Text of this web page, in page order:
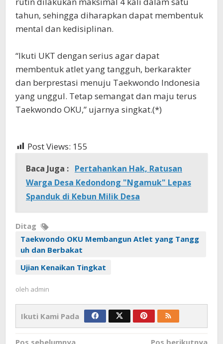
tahun, sehingga diharapkan dapat membentuk
mental dan kedisiplinan.
“Ikuti UKT dengan serius agar dapat
membentuk atlet yang tangguh, berkarakter
dan berprestasi menuju Taekwondo Indonesia
yang unggul. Tetap semangat dan maju terus
Taekwondo OKU,” ujarnya singkat.(*)
Post Views: 155
Baca Juga : Pertahankan Hak, Ratusan
Warga Desa Kedondong "Ngamuk" Lepas
Spanduk di Kebun Milik Desa
Ditag
Taekwondo OKU Membangun Atlet yang Tangg
uh dan Berbakat
Ujian Kenaikan Tingkat
oleh admin
Ikuti Kami Pada
Pos sebelumnya Pos berikutnya